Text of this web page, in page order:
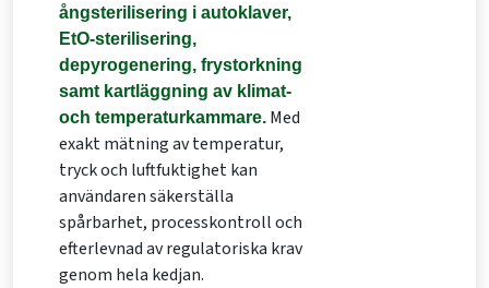
ångsterilisering i autoklaver,
EtO-sterilisering,
depyrogenering, frystorkning
samt kartläggning av klimat-
och temperaturkammare. Med
exakt mätning av temperatur,
tryck och luftfuktighet kan
användaren säkerställa
spårbarhet, processkontroll och
efterlevnad av regulatoriska krav
genom hela kedjan.